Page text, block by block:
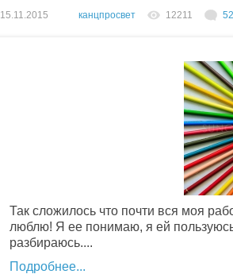
15.11.2015 канцпросвет 12211 52
Так сложилось что почти вся моя
люблю! Я ее понимаю, я ей
разбираюсь....
Подробнее